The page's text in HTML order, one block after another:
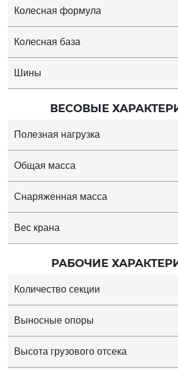
Колесная формула
Колесная база
Шины
ВЕСОВЫЕ
Полезная нагрузка
Общая масса
Снаряженная масса
Вес крана
РАБОЧИЕ
Количество секции
Выносные опоры
Высота грузового отсека